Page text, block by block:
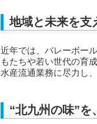
地域と未来を支
近年では、バレーボー
もたちや若い世代の育
水産流通業務に尽力し
“北九州の味”を